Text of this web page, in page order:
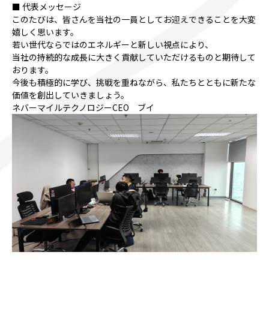
■ 代表メッセージ
このたびは、皆さんを当社の一員としてお迎えできることを大変
嬉しく思います。
若い世代ならではのエネルギーと新しい視点により、
当社の持続的な成長に大きく貢献していただけるものと期待して
おります。
今後も積極的に学び、挑戦を重ねながら、私たちとともに新たな
価値を創出していきましょう。
ネバーマイルテクノロジーCEO ブイ